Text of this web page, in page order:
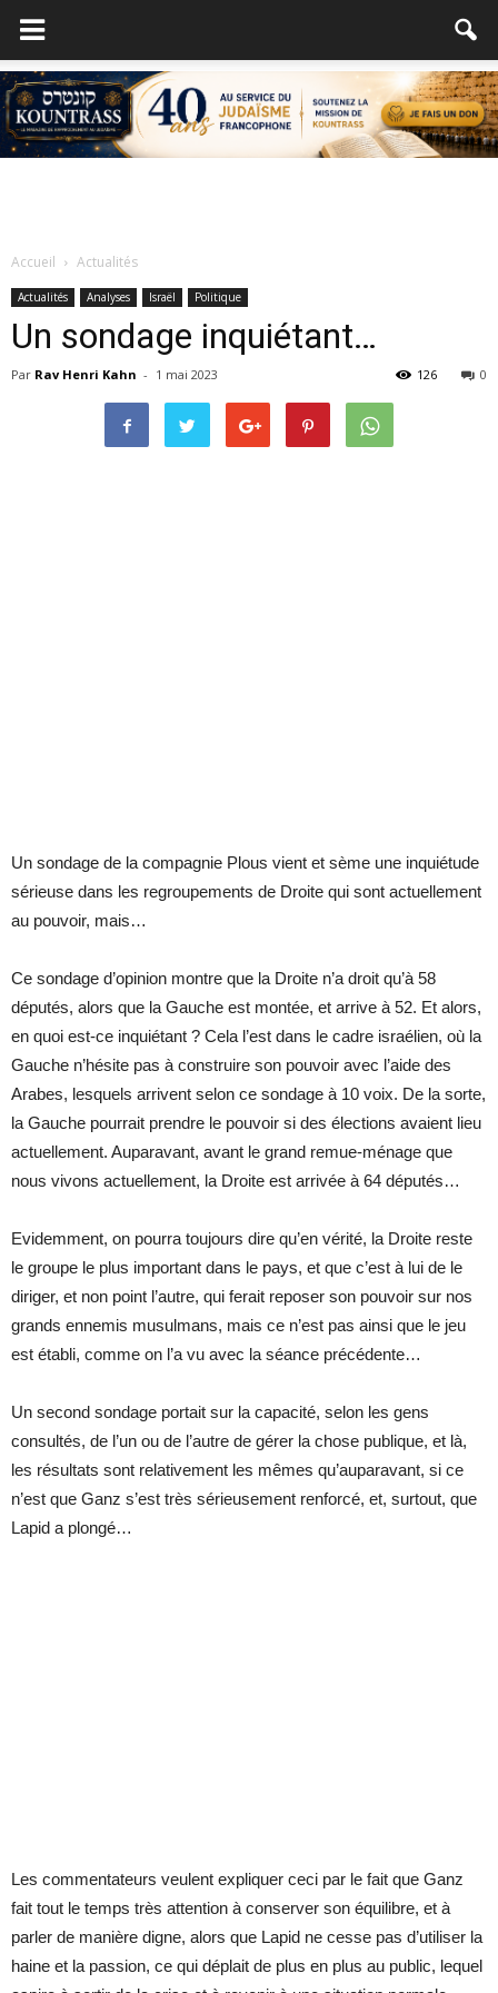
Accueil Actualités
Actualités Analyses Israël Politique
Un sondage inquiétant…
Par Rav Henri Kahn - 1 mai 2023 0
126
Un sondage de la compagnie Plous vient et sème une inquiétude
sérieuse dans les regroupements de Droite qui sont actuellement
au pouvoir, mais…
Ce sondage d’opinion montre que la Droite n’a droit qu’à 58
députés, alors que la Gauche est montée, et arrive à 52. Et alors,
en quoi est-ce inquiétant ? Cela l’est dans le cadre israélien, où la
Gauche n’hésite pas à construire son pouvoir avec l’aide des
Arabes, lesquels arrivent selon ce sondage à 10 voix. De la sorte,
la Gauche pourrait prendre le pouvoir si des élections avaient lieu
actuellement. Auparavant, avant le grand remue-ménage que
nous vivons actuellement, la Droite est arrivée à 64 députés…
Evidemment, on pourra toujours dire qu’en vérité, la Droite reste
le groupe le plus important dans le pays, et que c’est à lui de le
diriger, et non point l’autre, qui ferait reposer son pouvoir sur nos
grands ennemis musulmans, mais ce n’est pas ainsi que le jeu
est établi, comme on l’a vu avec la séance précédente…
Un second sondage portait sur la capacité, selon les gens
consultés, de l’un ou de l’autre de gérer la chose publique, et là,
les résultats sont relativement les mêmes qu’auparavant, si ce
n’est que Ganz s’est très sérieusement renforcé, et, surtout, que
Lapid a plongé…
Les commentateurs veulent expliquer ceci par le fait que Ganz
fait tout le temps très attention à conserver son équilibre, et à
parler de manière digne, alors que Lapid ne cesse pas d’utiliser la
haine et la passion, ce qui déplait de plus en plus au public, lequel